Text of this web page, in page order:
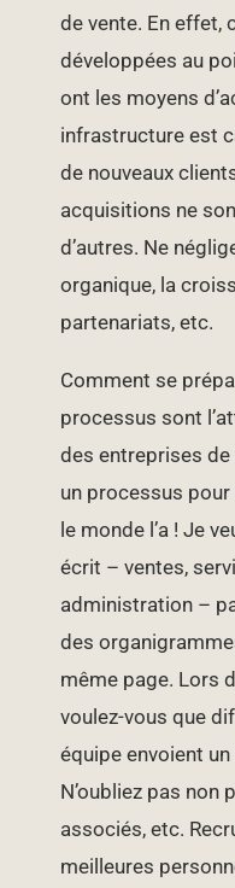
de vente. En effet,
développées au
ont les moyens
infrastructure est
de nouveaux
acquisitions ne
d’autres. Ne
organique, la
partenariats, etc.
Comment se
processus sont
des entreprises
un processus
le monde l’a ! Je
écrit – ventes,
administration –
des
même page. Lors
voulez-vous que
équipe envoient
N’oubliez pas non
associés, etc.
meilleures